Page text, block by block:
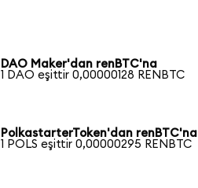
DAO Maker'dan renBTC'na
1 DAO eşittir 0,00000128 RENBTC
PolkastarterToken'dan renBTC'na
1 POLS eşittir 0,00000295 RENBTC